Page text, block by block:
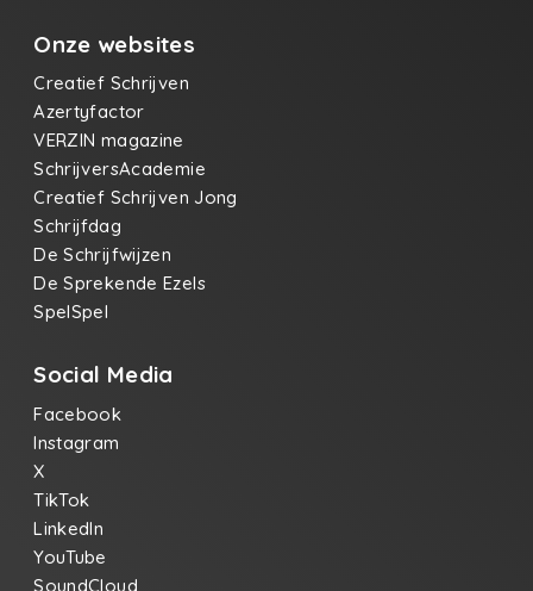
Onze websites
Creatief Schrijven
Azertyfactor
VERZIN magazine
SchrijversAcademie
Creatief Schrijven Jong
Schrijfdag
De Schrijfwijzen
De Sprekende Ezels
SpelSpel
Social Media
Facebook
Instagram
X
TikTok
LinkedIn
YouTube
SoundCloud